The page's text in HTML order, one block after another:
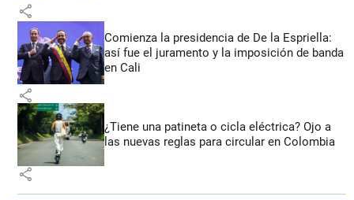
share
Comienza la presidencia de De la Espriella:
así fue el juramento y la imposición de banda
en Cali
share
¿Tiene una patineta o cicla eléctrica? Ojo a
las nuevas reglas para circular en Colombia
share